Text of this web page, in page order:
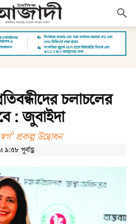
চলাচলের
: জুবাইদা
প্রকল্প উদ্বোধন
পূর্বাহ্ণ